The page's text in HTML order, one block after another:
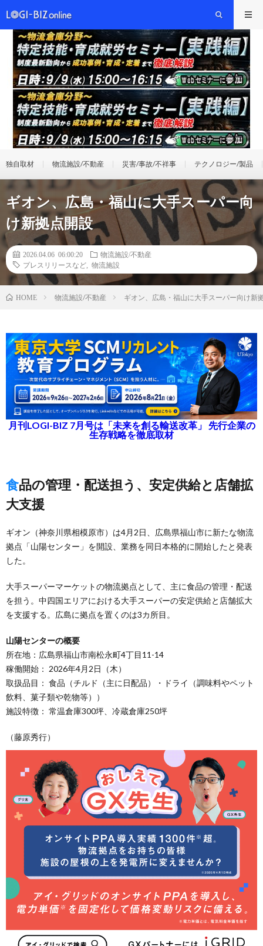
独自取材 物流施設/不動産 災害/事故/不祥事 テクノロジー/製品
ギオン、広島・福山に大手スーパー向
け新拠点開設
2026.04.06 06:00:20
物流施設/不動産
プレスリリースなど
物流施設
HOME 物流施設/不動産 ギオン、広島・福山に大手スーパー向け新
月刊LOGI-BIZ 7月号は「未来を創る輸送改革」 先行企業の
生存戦略を徹底取材
食品の管理・配送担う、安定供給と店舗拡
大支援
ギオン（神奈川県相模原市）は4月2日、広島県福山市に新たな物流
拠点「山陽センター」を開設、業務を同日本格的に開始したと発表
した。
大手スーパーマーケットの物流拠点として、主に食品の管理・配送
を担う。中四国エリアにおける大手スーパーの安定供給と店舗拡大
を支援する。広島に拠点を置くのは3カ所目。
山陽センターの概要
所在地：広島県福山市南松永町4丁目11-14
稼働開始： 2026年4月2日（木）
取扱品目： 食品（チルド（主に日配品）・ドライ（調味料やペット
飲料、菓子類や乾物等））
施設特徴： 常温倉庫300坪、冷蔵倉庫250坪
（藤原秀行）